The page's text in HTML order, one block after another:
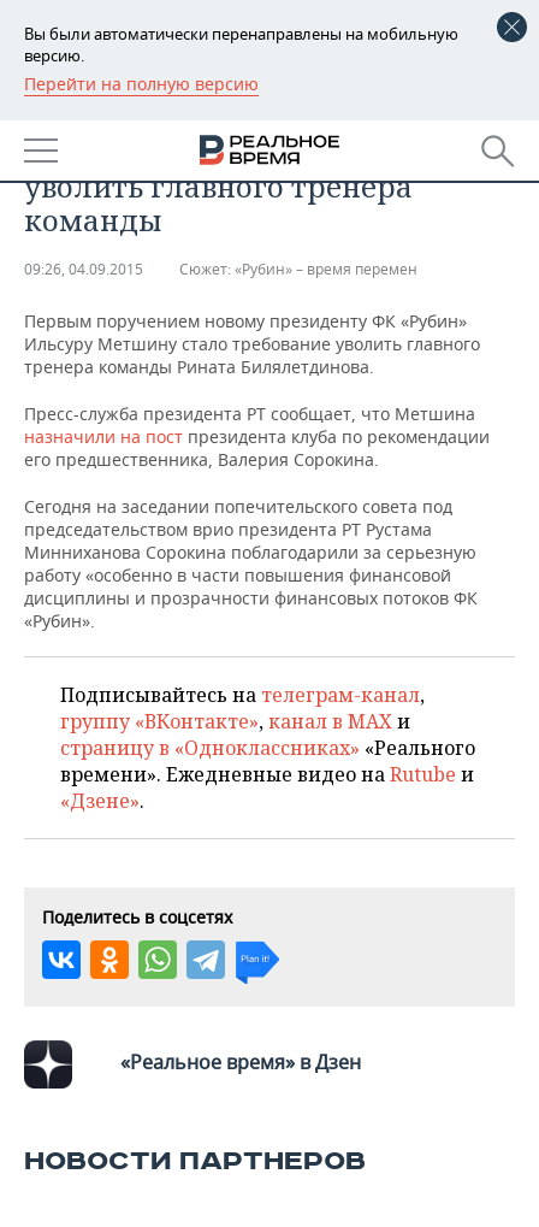
Вы были автоматически перенаправлены на мобильную
версию.
Перейти на полную версию
РЕГИОНЫ
БАШКОРТОСТАН
ТАТАРСТАН
НОВОСТИ
АНАЛИТИКА
КОРОЛИ ГОСЗАКАЗА ПФО
ВУЗЫ ТАТАРСТАНА
КОМУ ПРИНАДЛЕЖАТ
ТАТАРСТАНА
ФИНАНСЫ
БАНКИ
БЮДЖЕТ
ИНВЕСТИЦИИ
НОВОСТИ
ПРОМЫШЛЕННОСТИ
АГРОПРОМ
НЕФТЕХИМИЯ
НЕФТЬ
ОПК
ЭНЕРГЕТИКА
НЕДВИЖИМОСТЬ
НОВОСТИ НЕДВИЖИМОСТИ
АВТО
НОВОСТИ АВТО
БИЗНЕС
НОВОСТИ БИЗНЕСА
РОЗНИЧНАЯ ТОРГОВЛЯ
УСЛУГИ
ТЕХНОЛОГИИ
НОВОСТИ ТЕХНОЛОГИЙ
МЕДИА
ТЕЛЕКОММУНИКАЦИИ
МЕРОПРИЯТИЯ
ВЫЕЗДНАЯ РЕДАКЦИЯ
БИЗНЕС-БРАНЧИ
ONLINE-КОНФЕРЕНЦИИ
НОВОСТИ СПОРТА
ФУТБОЛ
ХОККЕЙ
ВОЛЕЙБОЛ
КИБЕРСПОРТ
ВОДНЫЕ ВИДЫ СПОРТА
ОБЩЕСТВО
НОВОСТИ ОБЩЕСТВА
ВЛАСТЬ
ИСТОРИЯ
КУЛЬТУРА
ОБРАЗОВАНИЕ
ФОТОГАЛЕРЕЯ
СЮЖЕТЫ
СПИСОК ПЕРСОН
СПИСОК КОМПАНИЙ
ПОЛНАЯ ВЕРСИЯ
Ильсуру Метшину поручили
уволить главного тренера
команды
09:26, 04.09.2015 Сюжет: ​«Рубин» – время перемен
Первым поручением новому президенту ФК «Рубин»
Ильсуру Метшину стало требование уволить главного
тренера команды Рината Билялетдинова.
Пресс-служба президента РТ сообщает, что Метшина
назначили на пост президента клуба по рекомендации
его предшественника, Валерия Сорокина.
Сегодня на заседании попечительского совета под
председательством врио президента РТ Рустама
Минниханова Сорокина поблагодарили за серьезную
работу «особенно в части повышения финансовой
дисциплины и прозрачности финансовых потоков ФК
«Рубин».
Подписывайтесь на телеграм-канал,
группу «ВКонтакте»,канал в MAXи
страницу в «Одноклассниках» «Реального
времени». Ежедневные видео наRutube и
«Дзене».
Поделитесь в соцсетях
«Реальное время» в Дзен
НОВОСТИ ПАРТНЕРОВ